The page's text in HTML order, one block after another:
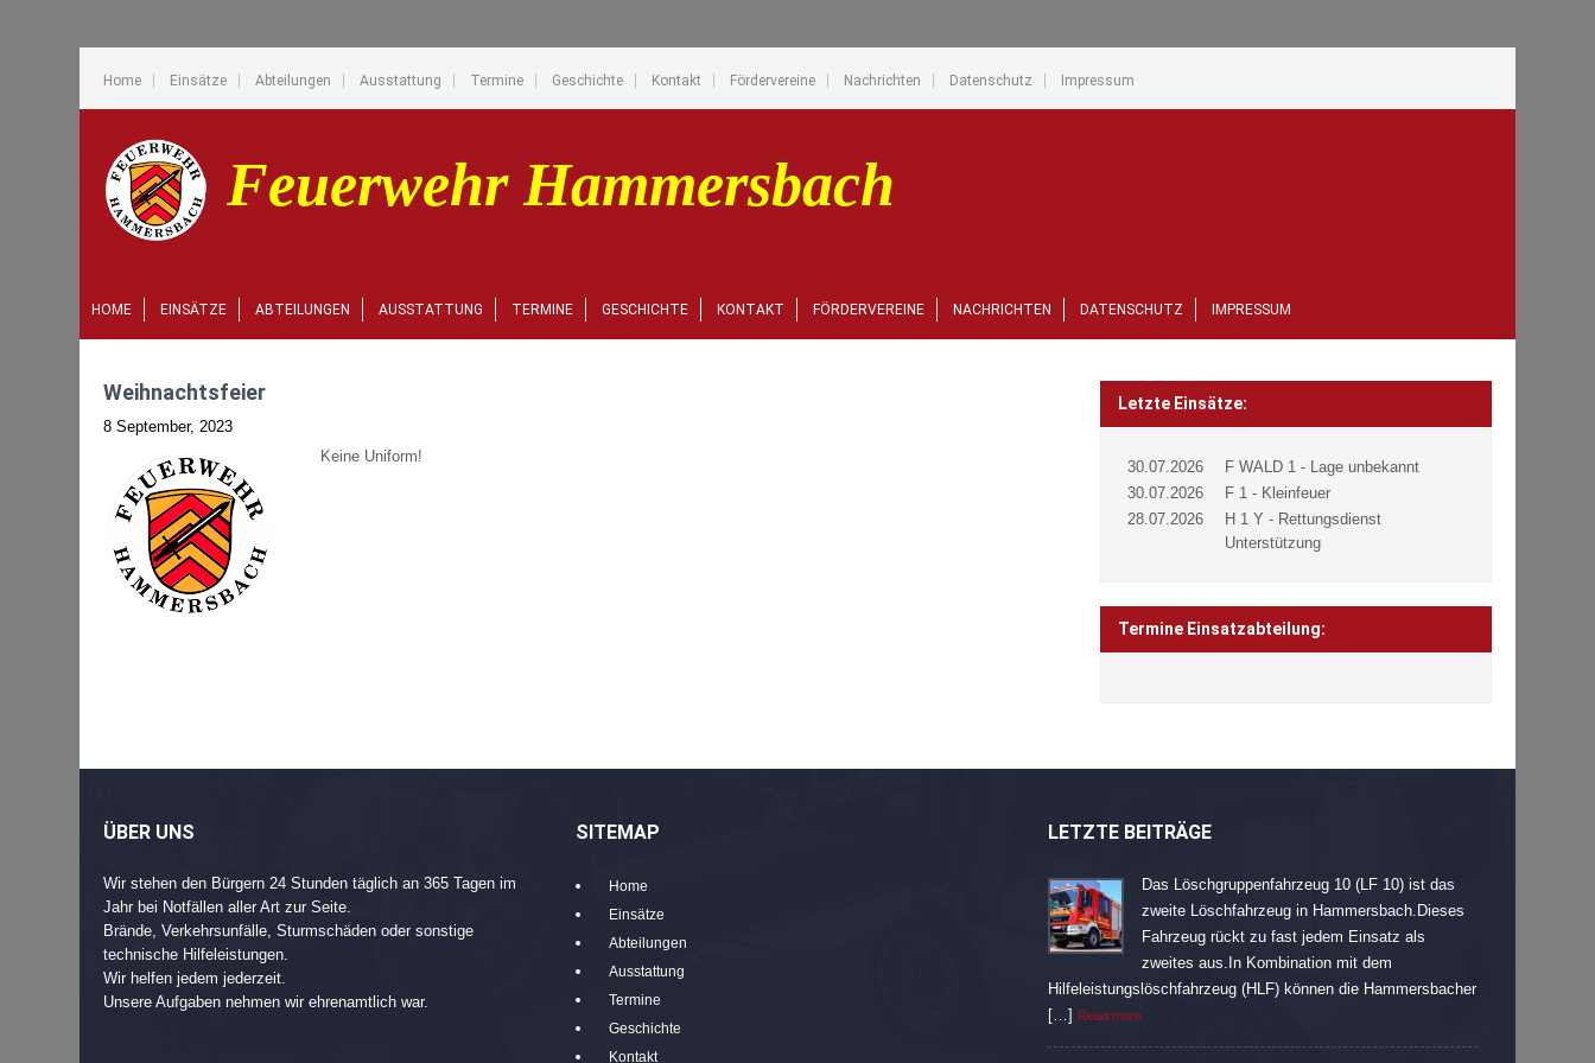
Home Einsätze Abteilungen Ausstattung Termine Geschichte Kontakt Fördervereine Nachrichten Datenschutz Impressum
HOME EINSÄTZE ABTEILUNGEN AUSSTATTUNG TERMINE GESCHICHTE KONTAKT FÖRDERVEREINE NACHRICHTEN DATENSCHUTZ IMPRESSUM
Weihnachtsfeier
8 September, 2023
Keine Uniform!
Letzte Einsätze:
30.07.2026
F WALD 1 - Lage unbekannt
30.07.2026
F 1 - Kleinfeuer
28.07.2026
H 1 Y - Rettungsdienst
Unterstützung
Termine Einsatzabteilung:
ÜBER UNS
Wir stehen den Bürgern 24 Stunden täglich an 365 Tagen im
Jahr bei Notfällen aller Art zur Seite.
Brände, Verkehrsunfälle, Sturmschäden oder sonstige
technische Hilfeleistungen.
Wir helfen jedem jederzeit.
Unsere Aufgaben nehmen wir ehrenamtlich war.
SITEMAP
Home
Einsätze
Abteilungen
Ausstattung
Termine
Geschichte
Kontakt
LETZTE BEITRÄGE
Das Löschgruppenfahrzeug 10 (LF 10) ist das
zweite Löschfahrzeug in Hammersbach.Dieses
Fahrzeug rückt zu fast jedem Einsatz als
zweites aus.In Kombination mit dem
Hilfeleistungslöschfahrzeug (HLF) können die Hammersbacher
[…] Read more